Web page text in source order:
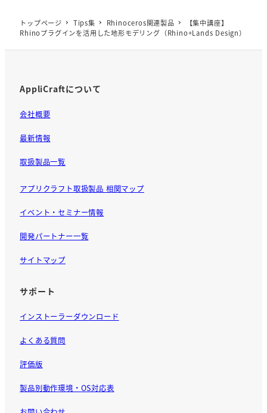
b
o
トップページ Tips集 Rhinoceros関連製品
【集中講座】
Rhinoプラグインを活用した地形モデリング（Rhino+Lands Design）
AppliCraftについて
会社概要
最新情報
取扱製品一覧
アプリクラフト取扱製品 相関マップ
イベント・セミナー情報
開発パートナー一覧
サイトマップ
サポート
インストーラーダウンロード
よくある質問
評価版
製品別動作環境・OS対応表